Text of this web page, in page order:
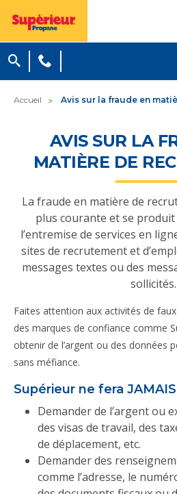
Accueil Avis sur la fraude en
AVIS SUR LA
MATIÈRE DE
La fraude en matière de
plus courante et se
l’entremise de services en
sites de recrutement et
messages textes ou des
sollicités.
Faites attention aux activités de
des marques de confiance comme
obtenir de l’argent ou des données
sans méfiance.
Supérieur ne fera
Demander de l’argent ou
des visas de travail, des
de déplacement, etc.
Demander des
comme l’adresse, le